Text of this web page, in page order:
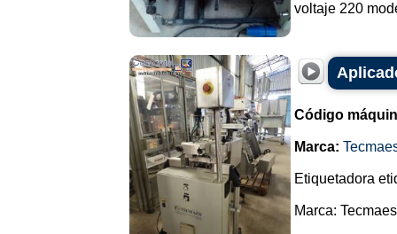
voltaje 220
Código
Marca:
Etiquetadora
Marca: